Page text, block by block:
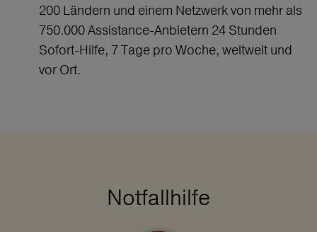
200 Ländern und einem Netzwerk von mehr als
750.000 Assistance-Anbietern 24 Stunden
Sofort-Hilfe, 7 Tage pro Woche, weltweit und
vor Ort.
Notfallhilfe